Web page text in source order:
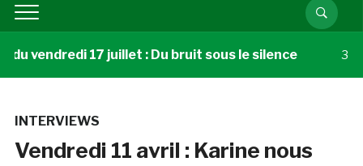
vendredi 17 juillet : Du bruit sous le silence 3
INTERVIEWS
Vendredi 11 avril : Karine nous